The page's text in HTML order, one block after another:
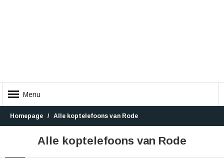
Menu
Homepage Alle koptelefoons van Rode
Alle koptelefoons van Rode